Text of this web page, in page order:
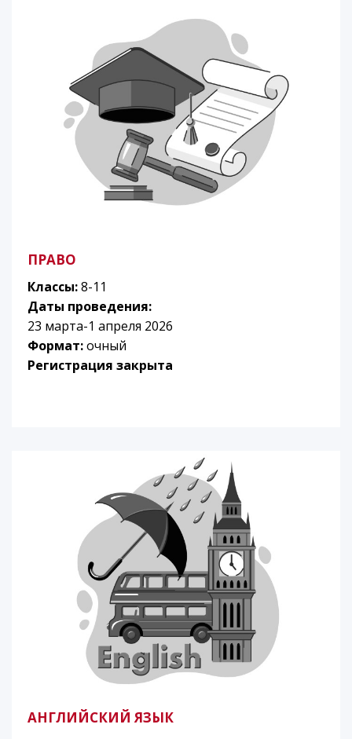
ПРАВО
Классы:8-11
Даты проведения:
23 марта-1 апреля 2026
Формат:очный
Регистрация закрыта
АНГЛИЙСКИЙ ЯЗЫК